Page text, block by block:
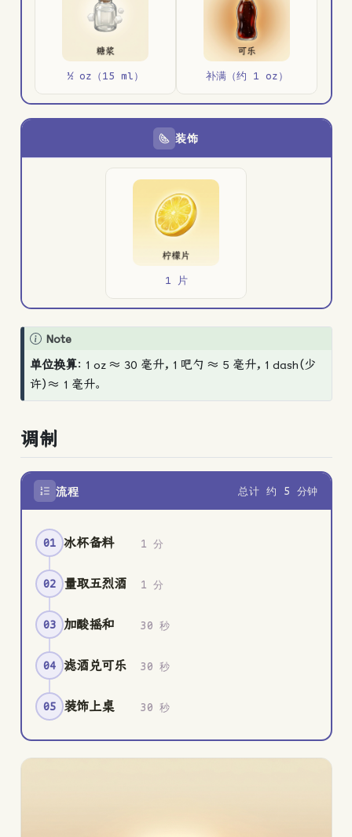
½ oz（15 ml） 补满（约 1 oz）
装饰
1 片
Note
单位换算：1 oz ≈ 30 毫升，1 吧勺 ≈ 5 毫升，1 dash（少
许）≈ 1 毫升。
调制
流程 总计 约 5 分钟
01 冰杯备料 1 分
02 量取五烈酒 1 分
03 加酸摇和 30 秒
04 滤酒兑可乐 30 秒
05 装饰上桌 30 秒